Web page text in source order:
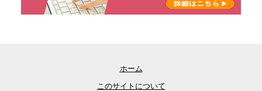
ホーム
このサイトについて